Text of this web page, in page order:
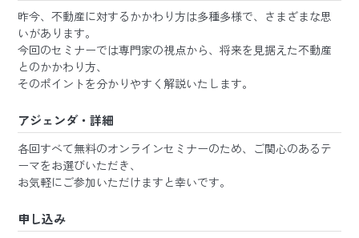
昨今、不動産に対するかかわり方は多種多様で、さまざまな思
いがあります。
今回のセミナーでは専門家の視点から、将来を見据えた不動産
とのかかわり方、
そのポイントを分かりやすく解説いたします。
アジェンダ・詳細
各回すべて無料のオンラインセミナーのため、ご関心のあるテ
ーマをお選びいただき、
お気軽にご参加いただけますと幸いです。
申し込み